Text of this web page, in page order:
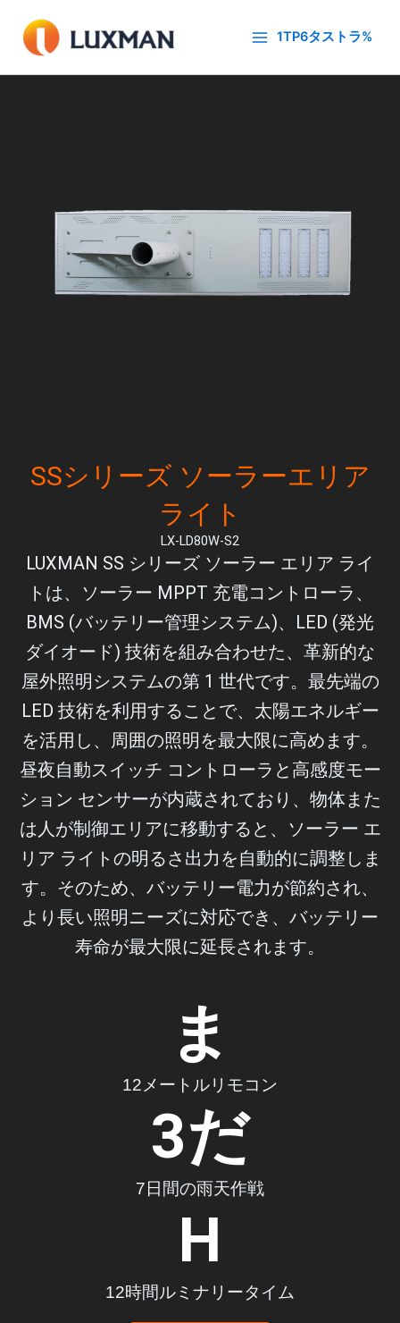
ス
1TP6タストラ%
SSシリーズ ソーラーエリア
ライト
LX-LD80W-S2
LUXMAN SS シリーズ ソーラー エリア ライ
トは、ソーラー MPPT 充電コントローラ、
BMS (バッテリー管理システム)、LED (発光
ダイオード) 技術を組み合わせた、革新的な
屋外照明システムの第 1 世代です。最先端の
LED 技術を利用することで、太陽エネルギー
を活用し、周囲の照明を最大限に高めます。
昼夜自動スイッチ コントローラと高感度モー
ション センサーが内蔵されており、物体また
は人が制御エリアに移動すると、ソーラー エ
リア ライトの明るさ出力を自動的に調整しま
す。そのため、バッテリー電力が節約され、
より長い照明ニーズに対応でき、バッテリー
寿命が最大限に延長されます。
12メートルリモコン
ま
7日間の雨天作戦
3だ
12時間ルミナリータイム
H